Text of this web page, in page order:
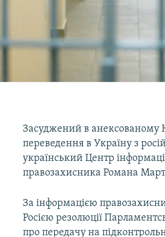
Засуджений в анексованому
переведення в Україну з
український Центр
правозахисника Романа
За інформацією
Росією резолюції
про передачу на